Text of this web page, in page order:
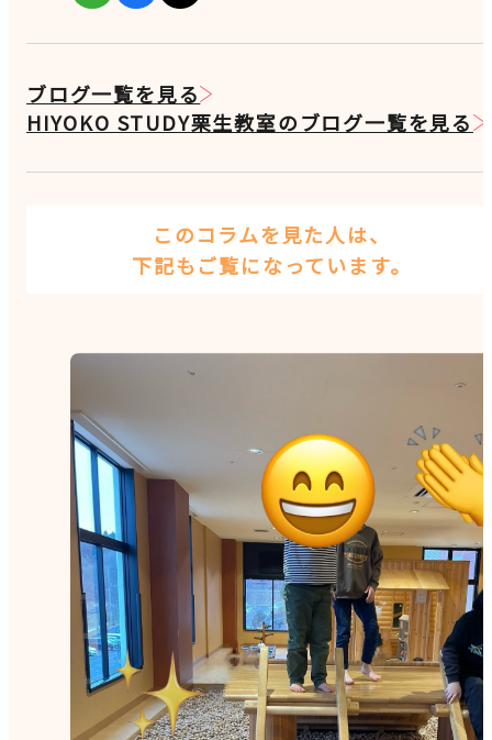
ブログ一覧を見る
HIYOKO STUDY栗生教室のブログ一覧を見る
このコラムを見た人は、
下記もご覧になっています。